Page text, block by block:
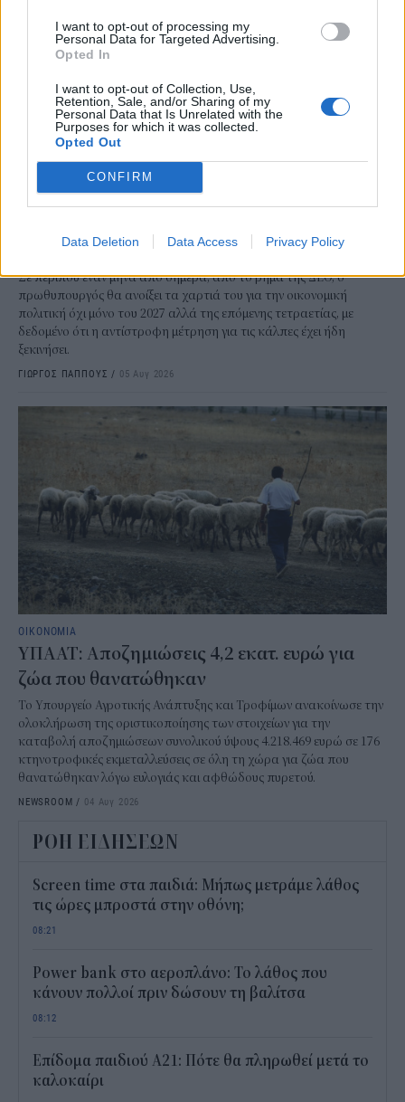
I want to opt-out of processing my
Personal Data for Targeted Advertising.
Opted In
I want to opt-out of Collection, Use,
Retention, Sale, and/or Sharing of my
Personal Data that Is Unrelated with the
Purposes for which it was collected.
Opted Out
CONFIRM
Data Deletion Data Access Privacy Policy
εν όψει ΔΕΘ
Σε περίπου έναν μήνα από σήμερα, από το βήμα της ΔΕΘ, ο
πρωθυπουργός θα ανοίξει τα χαρτιά του για την οικονομική
πολιτική όχι μόνο του 2027 αλλά της επόμενης τετραετίας, με
δεδομένο ότι η αντίστροφη μέτρηση για τις κάλπες έχει ήδη
ξεκινήσει.
ΓΙΩΡΓΟΣ ΠΑΠΠΟΥΣ / 05 Αυγ 2026
ΟΙΚΟΝΟΜΙΑ
ΥΠΑΑΤ: Αποζημιώσεις 4,2 εκατ. ευρώ για
ζώα που θανατώθηκαν
Το Υπουργείο Αγροτικής Ανάπτυξης και Τροφίμων ανακοίνωσε την
ολοκλήρωση της οριστικοποίησης των στοιχείων για την
καταβολή αποζημιώσεων συνολικού ύψους 4.218.469 ευρώ σε 176
κτηνοτροφικές εκμεταλλεύσεις σε όλη τη χώρα για ζώα που
θανατώθηκαν λόγω ευλογιάς και αφθώδους πυρετού.
NEWSROOM / 04 Αυγ 2026
ΡΟΗ ΕΙΔΗΣΕΩΝ
Screen time στα παιδιά: Μήπως μετράμε λάθος
τις ώρες μπροστά στην οθόνη;
08:21
Power bank στο αεροπλάνο: Το λάθος που
κάνουν πολλοί πριν δώσουν τη βαλίτσα
08:12
Επίδομα παιδιού Α21: Πότε θα πληρωθεί μετά το
καλοκαίρι